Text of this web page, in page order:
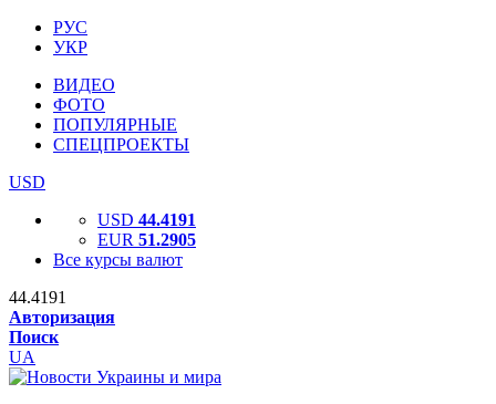
РУС
УКР
ВИДЕО
ФОТО
ПОПУЛЯРНЫЕ
СПЕЦПРОЕКТЫ
USD
USD 44.4191
EUR 51.2905
Все курсы валют
44.4191
Авторизация
Поиск
UA